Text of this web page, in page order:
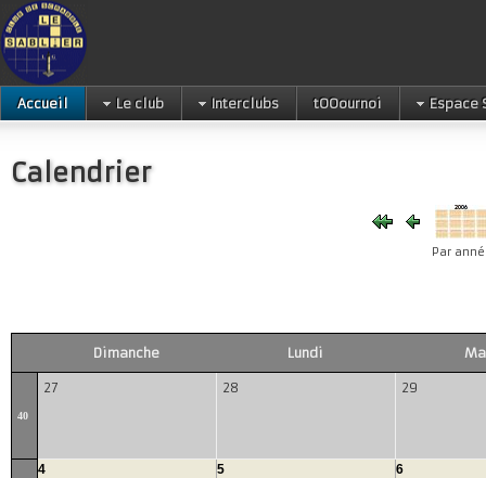
Accueil Le club Interclubs tOOournoi Espace
Calendrier
Par
Dimanche Lundi
40
27 28 29
4 5 6